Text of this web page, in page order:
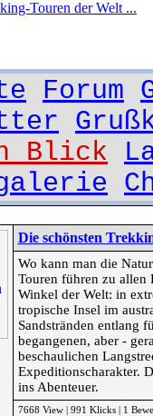
Forum
Blick
Touren der Welt ...
Die schönsten
Wo kann man die
Touren führen zu allen
Winkel der Welt: in
tropische Insel im
Sandstränden entlang
begangenen, aber -
beschaulichen
Expeditionscharakter.
ins Abenteuer.
7668 View | 991 Klicks | 1